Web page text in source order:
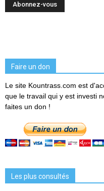
Faire un don
Le site Kountrass.com est
que le travail qui y est investi
faites un don !
Les plus consultés